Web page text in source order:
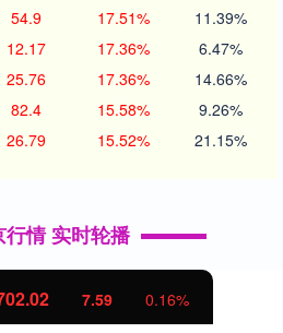
54.9 17.51% 11.39%
12.17 17.36% 6.47%
25.76 17.36% 14.66%
82.4 15.58% 9.26%
26.79 15.52% 21.15%
行情 实时轮播
-11.37 -1.00%